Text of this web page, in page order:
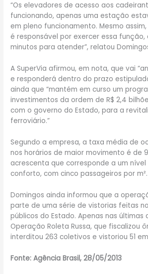
“Os elevadores de acesso aos
funcionando, apenas uma estação
em pleno funcionamento. Mesmo
é responsável por exercer essa função,
minutos para atender”, relatou
A SuperVia afirmou, em nota, que vai
e responderá dentro do prazo
ainda que “mantém em curso um
investimentos da ordem de R$ 2,4
com o governo do Estado, para a
ferroviário.”
Segundo a empresa, a taxa média de
nos horários de maior movimento é de
acrescenta que corresponde a um
conforto, com cinco passageiros por m².
Domingos ainda informou que a
parte de uma série de vistorias feitas
públicos do Estado. Apenas nas últimas
Operação Roleta Russa, que fiscalizou
interditou 263 coletivos e vistoriou 51
Fonte: Agência Brasil, 28/05/2013